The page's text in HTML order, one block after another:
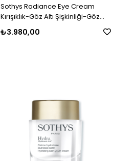
Sothys Radiance Eye Cream
Kırışıklık-Göz Altı Şişkinliği-Göz
Çevresi Koyuluğu İçin Geliştirilmiş
Aydınlatıcı Göz Kremi 15 ml
₺3.980,00